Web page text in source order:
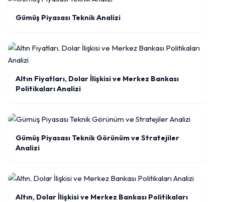
Gümüş Piyasası Teknik Analizi
Altın Fiyatları, Dolar İlişkisi ve Merkez Bankası
Politikaları Analizi
Gümüş Piyasası Teknik Görünüm ve Stratejiler
Analizi
Altın, Dolar İlişkisi ve Merkez Bankası Politikaları